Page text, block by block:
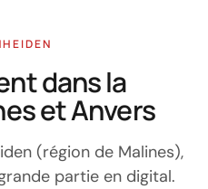
dans la
et Anvers
(région de Malines),
partie en digital.